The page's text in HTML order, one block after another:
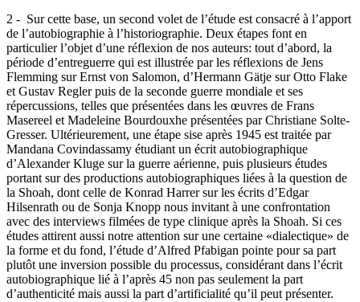
2 - Sur cette base, un second volet de l’étude est consacré à l’apport
de l’autobiographie à l’historiographie. Deux étapes font en
particulier l’objet d’une réflexion de nos auteurs: tout d’abord, la
période d’entreguerre qui est illustrée par les réflexions de Jens
Flemming sur Ernst von Salomon, d’Hermann Gätje sur Otto Flake
et Gustav Regler puis de la seconde guerre mondiale et ses
répercussions, telles que présentées dans les œuvres de Frans
Masereel et Madeleine Bourdouxhe présentées par Christiane Solte-
Gresser. Ultérieurement, une étape sise après 1945 est traitée par
Mandana Covindassamy étudiant un écrit autobiographique
d’Alexander Kluge sur la guerre aérienne, puis plusieurs études
portant sur des productions autobiographiques liées à la question de
la Shoah, dont celle de Konrad Harrer sur les écrits d’Edgar
Hilsenrath ou de Sonja Knopp nous invitant à une confrontation
avec des interviews filmées de type clinique après la Shoah. Si ces
études attirent aussi notre attention sur une certaine «dialectique» de
la forme et du fond, l’étude d’Alfred Pfabigan pointe pour sa part
plutôt une inversion possible du processus, considérant dans l’écrit
autobiographique lié à l’après 45 non pas seulement la part